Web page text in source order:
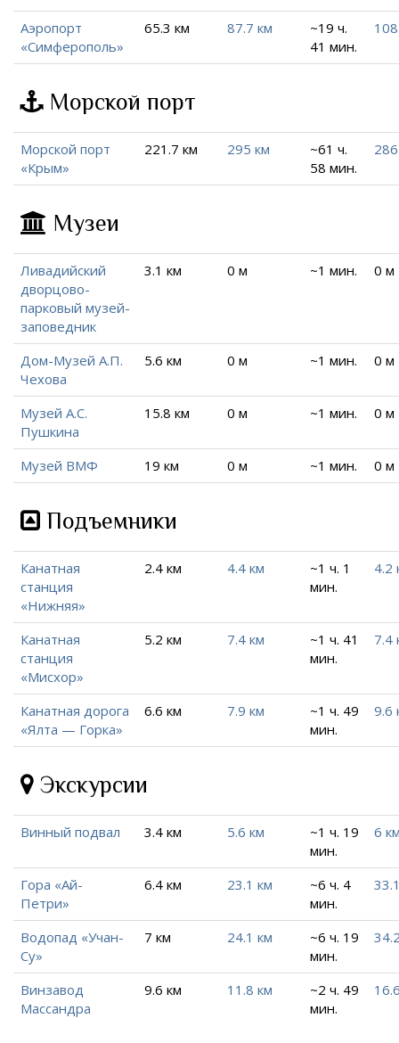
Аэропорт
«Симферополь»
65.3 км 87.7 км
~19 ч.
41 мин.
Морской порт
Морской порт
«Крым»
221.7 км 295 км
~61 ч.
58 мин.
Музеи
Ливадийский
дворцово-
парковый музей-
заповедник
3.1 км 0 м ~1 мин. 0 м
Дом-Музей А.П.
Чехова
5.6 км 0 м ~1 мин. 0 м
Музей А.С.
Пушкина
15.8 км 0 м ~1 мин. 0 м
Музей ВМФ 19 км 0 м ~1 мин. 0 м
Подъемники
Канатная
станция
«Нижняя»
2.4 км 4.4 км
~1 ч. 1
мин.
4.2
Канатная
станция
«Мисхор»
5.2 км 7.4 км
~1 ч. 41
мин.
7.4
Канатная дорога
«Ялта — Горка»
6.6 км 7.9 км
~1 ч. 49
мин.
9.6
Экскурсии
Винный подвал 3.4 км 5.6 км
~1 ч. 19
мин.
6
Гора «Ай-
Петри»
6.4 км 23.1 км
~6 ч. 4
мин.
Водопад «Учан-
Су»
7 км 24.1 км
~6 ч. 19
мин.
Винзавод
Массандра
9.6 км 11.8 км
~2 ч. 49
мин.